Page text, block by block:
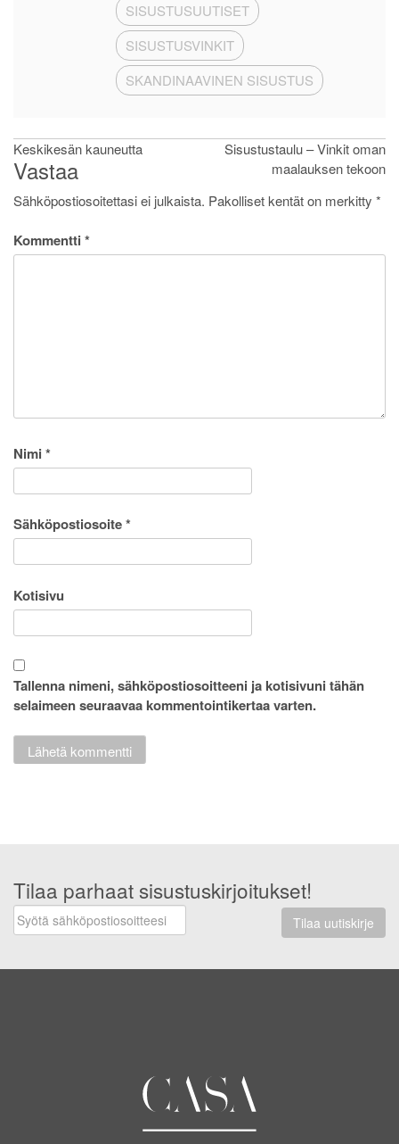
SISUSTUSUUTISET
SISUSTUSVINKIT
SKANDINAAVINEN SISUSTUS
Artikkelien
selaus
Keskikesän kauneutta
Sisustustaulu – Vinkit oman
maalauksen tekoon
Vastaa
Sähköpostiosoitettasi ei julkaista. Pakolliset kentät on merkitty *
Kommentti *
Nimi *
Sähköpostiosoite*
Kotisivu
Tallenna nimeni, sähköpostiosoitteeni ja kotisivuni tähän
selaimeen seuraavaa kommentointikertaa varten.
Tilaa parhaat sisustuskirjoitukset!
Tilaa uutiskirje